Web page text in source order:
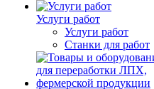
Услуги работ
Услуги работ
Станки для работ